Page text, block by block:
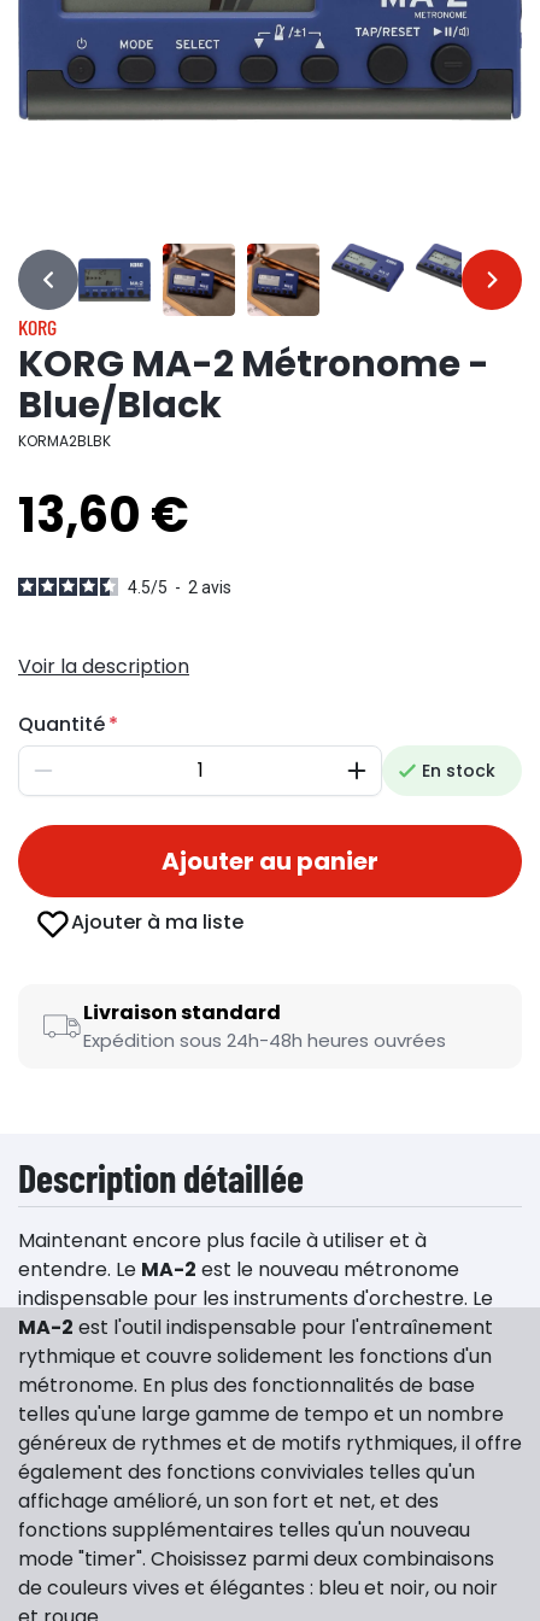
… …
KORG
KORG MA-2 Métronome -
Blue/Black
KORMA2BLBK
13,60 €
4.5/5 - 2 avis
Voir la description
Quantité
Diminuer AugmenterEn stock
Ajouter au panier
Ajouter à ma liste
Livraison standard
Expédition sous 24h-48h heures ouvrées
Description détaillée
Maintenant encore plus facile à utiliser et à
entendre. Le MA-2 est le nouveau métronome
indispensable pour les instruments d'orchestre. Le
MA-2 est l'outil indispensable pour l'entraînement
rythmique et couvre solidement les fonctions d'un
métronome. En plus des fonctionnalités de base
telles qu'une large gamme de tempo et un nombre
généreux de rythmes et de motifs rythmiques, il offre
également des fonctions conviviales telles qu'un
affichage amélioré, un son fort et net, et des
fonctions supplémentaires telles qu'un nouveau
mode "timer". Choisissez parmi deux combinaisons
de couleurs vives et élégantes : bleu et noir, ou noir